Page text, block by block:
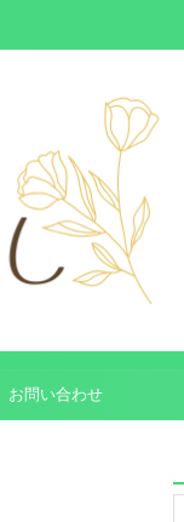
お問い合わせ